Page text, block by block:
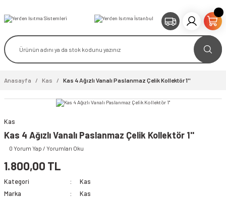
Anasayfa Kas Kas 4 Ağızlı Vanalı Paslanmaz Çelik Kollektör 1''
Kas
Kas 4 Ağızlı Vanalı Paslanmaz Çelik Kollektör 1''
0 Yorum Yap / Yorumları Oku
1.800,00 TL
Kategori
Kas
Marka
Kas